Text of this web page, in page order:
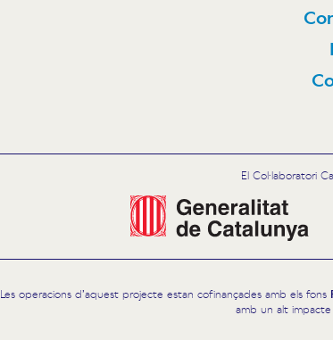
El Col·laboratori
Les operacions d’aquest projecte estan cofinançades amb els fons
amb un alt